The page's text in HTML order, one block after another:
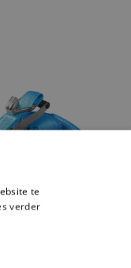
RVS
- 6 METER - 50
te
verder